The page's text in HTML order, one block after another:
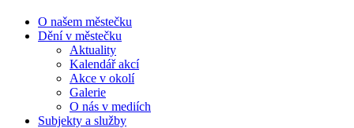
O našem městečku
Dění v městečku
Aktuality
Kalendář akcí
Akce v okolí
Galerie
O nás v mediích
Subjekty a služby